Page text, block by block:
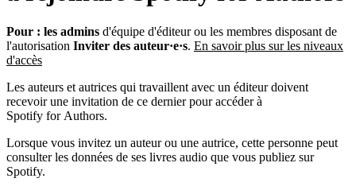
Pour : les admins d'équipe d'éditeur ou les membres disposant de
l'autorisation Inviter des auteur·e·s. En savoir plus sur les niveaux
d'accès
Les auteurs et autrices qui travaillent avec un éditeur doivent
recevoir une invitation de ce dernier pour accéder à
Spotify for Authors.
Lorsque vous invitez un auteur ou une autrice, cette personne peut
consulter les données de ses livres audio que vous publiez sur
Spotify.